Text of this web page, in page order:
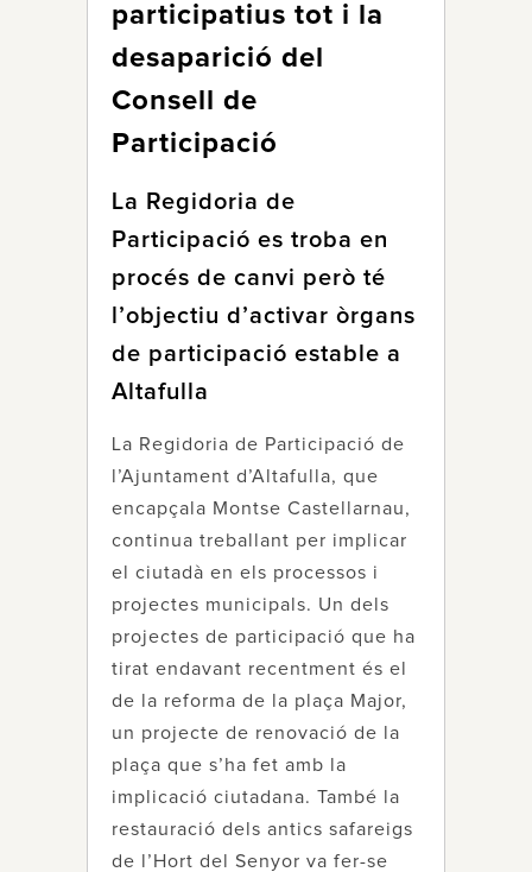
participatius tot i la
desaparició del
Consell de
Participació
La Regidoria de
Participació es troba en
procés de canvi però té
l’objectiu d’activar òrgans
de participació estable a
Altafulla
La Regidoria de Participació de
l’Ajuntament d’Altafulla, que
encapçala Montse Castellarnau,
continua treballant per implicar
el ciutadà en els processos i
projectes municipals. Un dels
projectes de participació que ha
tirat endavant recentment és el
de la reforma de la plaça Major,
un projecte de renovació de la
plaça que s’ha fet amb la
implicació ciutadana. També la
restauració dels antics safareigs
de l’Hort del Senyor va fer-se